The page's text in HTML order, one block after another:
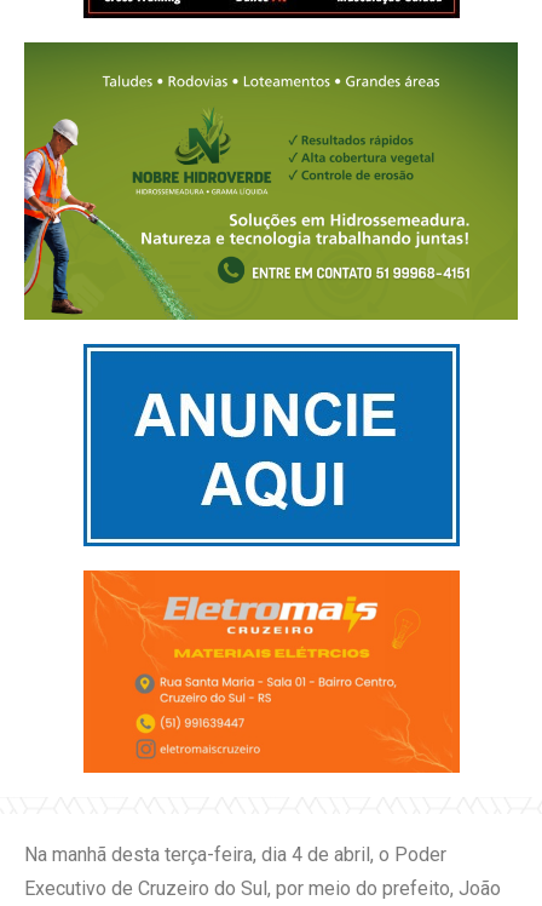
Na manhã desta terça-feira, dia 4 de abril, o Poder
Executivo de Cruzeiro do Sul, por meio do prefeito, João